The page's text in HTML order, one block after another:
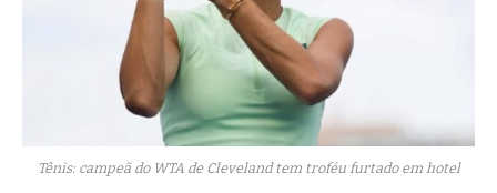
Tênis: campeã do WTA de Cleveland tem troféu furtado em hotel